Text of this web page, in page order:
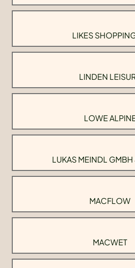
LIKES
LINDEN
LOWE
LUKAS MEINDL
MACFLOW
MACWET